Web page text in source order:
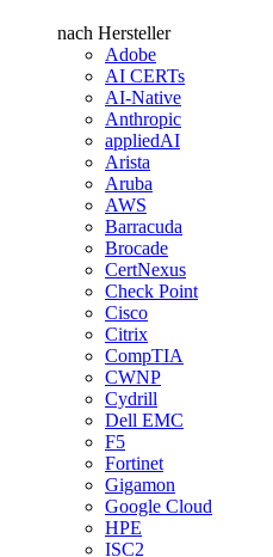
nach Hersteller
Adobe
AI CERTs
AI-Native
Anthropic
appliedAI
Arista
Aruba
AWS
Barracuda
Brocade
CertNexus
Check Point
Cisco
Citrix
CompTIA
CWNP
Cydrill
Dell EMC
F5
Fortinet
Gigamon
Google Cloud
HPE
ISC2